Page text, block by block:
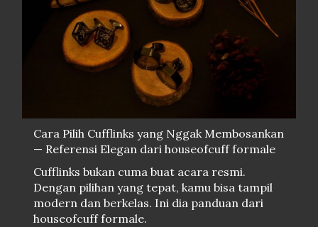
Cara Pilih Cufflinks yang Nggak Membosankan
— Referensi Elegan dari houseofcuff formale
Cufflinks bukan cuma buat acara resmi.
Dengan pilihan yang tepat, kamu bisa tampil
modern dan berkelas. Ini dia panduan dari
houseofcuff formale.